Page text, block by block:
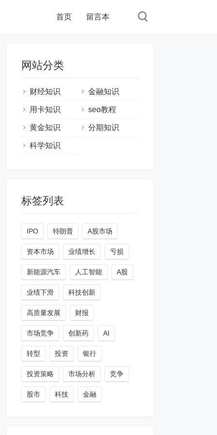
首页 留言本
网站分类
财经知识 金融知识
用卡知识 seo教程
黄金知识 分期知识
科学知识
标签列表
IPO 特朗普 A股市场
资本市场 业绩增长 亏损
新能源汽车 人工智能 A股
业绩下滑 科技创新
高质量发展 财报
市场竞争 创新药 AI
转型 投资 银行
投资策略 市场分析 竞争
股市 科技 金融